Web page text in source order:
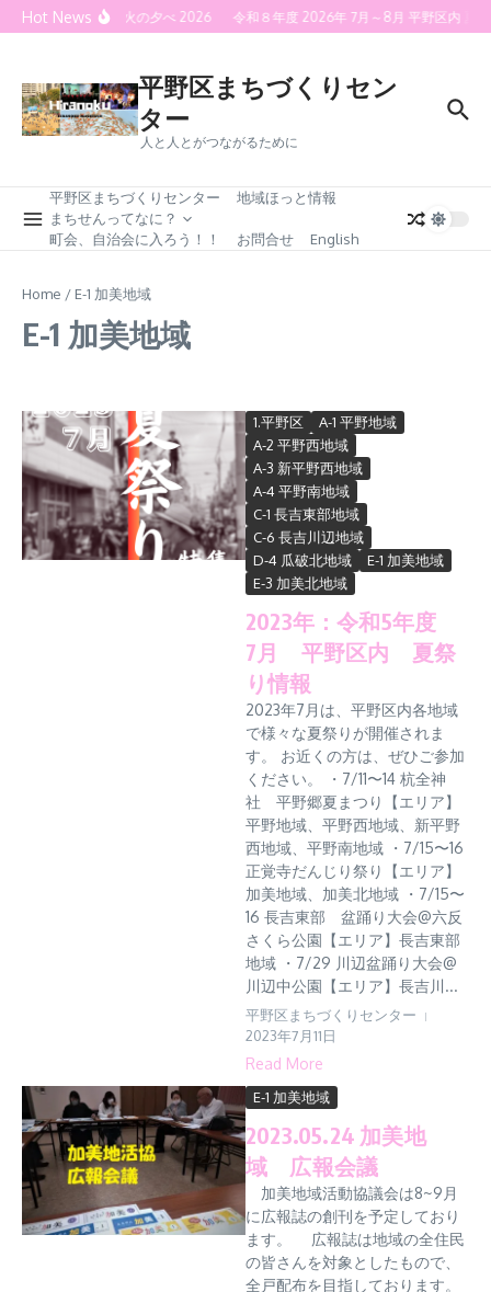
Skip to content
Hot News喜連灯火の夕べ 2026 令和８年度 2026年 7月～8月 平野区内 夏
平野区まちづくりセン
ター
人と人とがつながるために
平野区まちづくりセンター
地域ほっと情報
まちせんってなに？
町会、自治会に入ろう！！
お問合せ English
Home / E-1 加美地域
E-1 加美地域
1.平野区
A-1 平野地域
A-2 平野西地域
A-3 新平野西地域
A-4 平野南地域
C-1 長吉東部地域
C-6 長吉川辺地域
D-4 瓜破北地域
E-1 加美地域
E-3 加美北地域
2023年：令和5年度
7月 平野区内 夏祭
り情報
2023年7月は、平野区内各地域
で様々な夏祭りが開催されま
す。 お近くの方は、ぜひご参加
ください。 ・7/11〜14 杭全神
社 平野郷夏まつり【エリア】
平野地域、平野西地域、新平野
西地域、平野南地域 ・7/15〜16
正覚寺だんじり祭り【エリア】
加美地域、加美北地域 ・7/15〜
16 長吉東部 盆踊り大会@六反
さくら公園【エリア】長吉東部
地域 ・7/29 川辺盆踊り大会@
川辺中公園【エリア】長吉川...
平野区まちづくりセンター
2023年7月11日
Read More
E-1 加美地域
2023.05.24 加美地
域 広報会議
加美地域活動協議会は8~9月
に広報誌の創刊を予定しており
ます。 広報誌は地域の全住民
の皆さんを対象としたもので、
全戸配布を目指しております。